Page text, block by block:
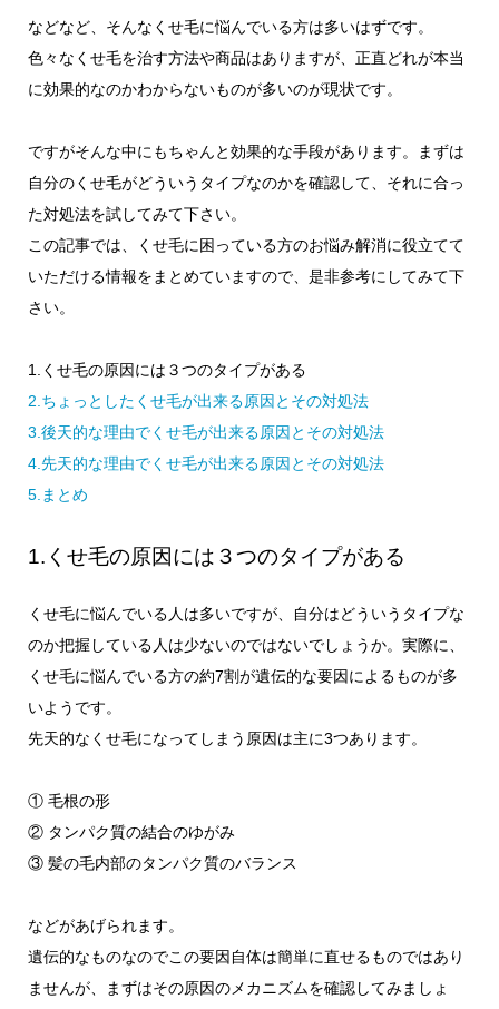
などなど、そんなくせ毛に悩んでいる方は多いはずです。
色々なくせ毛を治す方法や商品はありますが、正直どれが本当
に効果的なのかわからないものが多いのが現状です。
ですがそんな中にもちゃんと効果的な手段があります。まずは
自分のくせ毛がどういうタイプなのかを確認して、それに合っ
た対処法を試してみて下さい。
この記事では、くせ毛に困っている方のお悩み解消に役立てて
いただける情報をまとめていますので、是非参考にしてみて下
さい。
1.くせ毛の原因には３つのタイプがある
2.ちょっとしたくせ毛が出来る原因とその対処法
3.後天的な理由でくせ毛が出来る原因とその対処法
4.先天的な理由でくせ毛が出来る原因とその対処法
5.まとめ
1.くせ毛の原因には３つのタイプがある
くせ毛に悩んでいる人は多いですが、自分はどういうタイプな
のか把握している人は少ないのではないでしょうか。実際に、
くせ毛に悩んでいる方の約7割が遺伝的な要因によるものが多
いようです。
先天的なくせ毛になってしまう原因は主に3つあります。
① 毛根の形
② タンパク質の結合のゆがみ
③ 髪の毛内部のタンパク質のバランス
などがあげられます。
遺伝的なものなのでこの要因自体は簡単に直せるものではあり
ませんが、まずはその原因のメカニズムを確認してみましょ